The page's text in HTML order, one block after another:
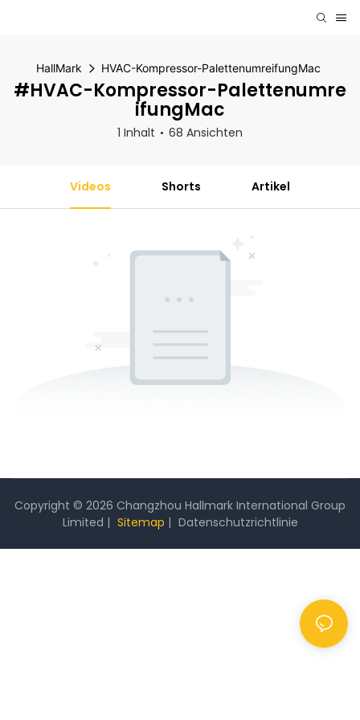
HallMark HVAC-Kompressor-PalettenumreifungMac
#HVAC-Kompressor-Palettenumre
IfungMac
1 Inhalt 68 Ansichten
Videos Shorts Artikel
Copyright © 2026 Changzhou Hallmark International Group
Limited | Sitemap | Datenschutzrichtlinie